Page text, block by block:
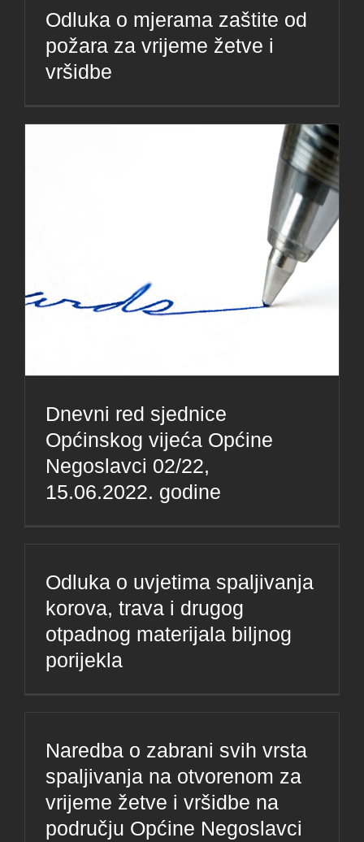
Odluka o mjerama zaštite od
požara za vrijeme žetve i
vršidbe
Dnevni red sjednice
Općinskog vijeća Općine
Negoslavci 02/22,
15.06.2022. godine
Odluka o uvjetima spaljivanja
korova, trava i drugog
otpadnog materijala biljnog
porijekla
Naredba o zabrani svih vrsta
spaljivanja na otvorenom za
vrijeme žetve i vršidbe na
području Općine Negoslavci